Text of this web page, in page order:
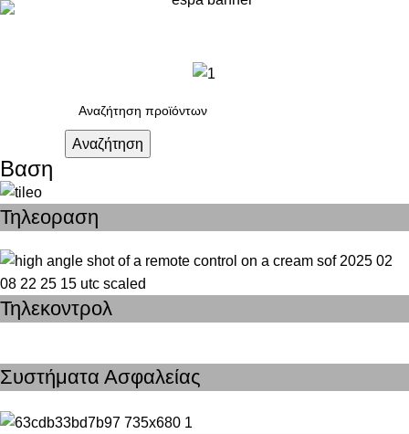
Αναζήτηση
Βαση
Τηλεοραση
Τηλεκοντρολ
Συστήματα Ασφαλείας